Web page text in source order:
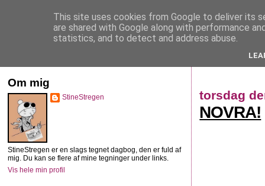
StineStregen
torsdag
NOVRA!
Om mig
StineStregen
StineStregen er en slags tegnet dagbog, den er fuld af
mig. Du kan se flere af mine tegninger under links.
Vis hele min profil
This site uses cookies from Google to deliver its
are shared with Google along with performance
statistics, and to detect and address abuse.